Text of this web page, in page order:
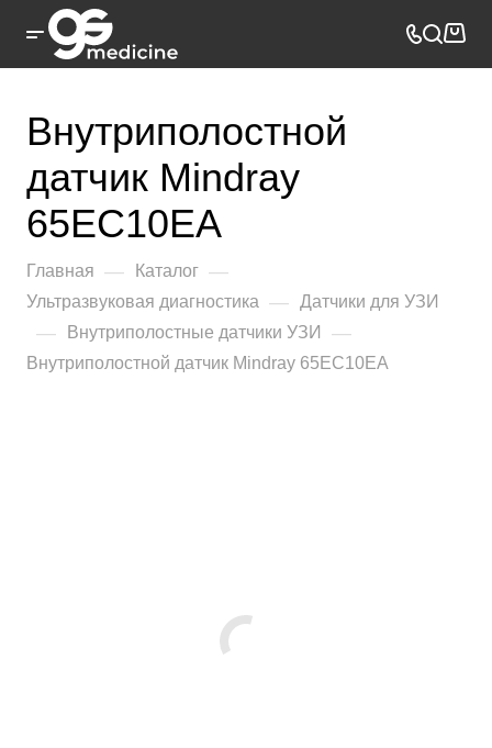
Внутриполостной
датчик Mindray
65EC10EA
Главная — Каталог —
Ультразвуковая диагностика — Датчики для УЗИ
— Внутриполостные датчики УЗИ —
Внутриполостной датчик Mindray 65EC10EA